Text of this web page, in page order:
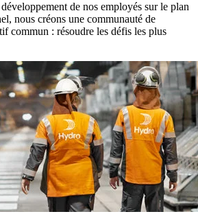
de nos employés sur le plan
nous créons une communauté de
commun : résoudre les défis les plus